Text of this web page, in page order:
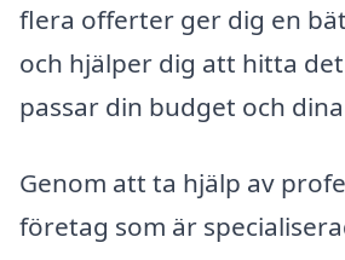
flera offerter ger dig en
och hjälper dig att hitta
passar din budget och
Genom att ta hjälp av
företag som är